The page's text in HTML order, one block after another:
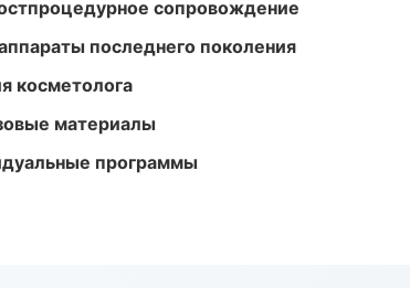
сопровождение
последнего поколения
косметолога
материалы
программы